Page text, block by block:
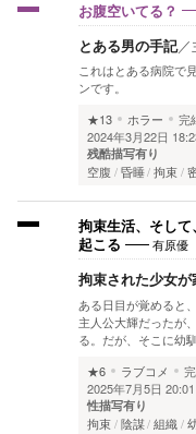
お腹空いてる？
とある男の手記／
これはとある病院で
ンです。
★13
ホラー 完
2024年3月22日
残酷描写有り
空腹 昏睡 拘束
拘束生活、そして
起こる
有原優
拘束された少女
ある日目が覚めると
主人公大輝だったが
る。だが、そこに
★6
ラブコメ
2025年7月5日
性描写有り
拘束 陰謀 組織